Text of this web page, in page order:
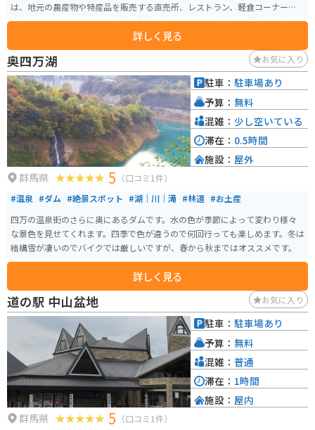
は、地元の農産物や特産品を販売する直売所、レストラン、軽食コーナーな
どがあります。吾妻渓谷の雄大な自然を満喫できる展望台や、遊歩道も整備
れているので安心です。周辺には、吾妻渓谷遊歩道や、草津温泉、四万温泉
など、観光スポットも充実しています。 地元の名産品としては、嬬恋高原キ
ャベツや、蒟蒻、温泉まんじゅうなどが有名です。道の駅 あがつま峡は、自
然豊かな環境の中で、地元の味覚や景色を楽しむことができるスポットで
す。
詳しく見る
奥四万湖 お気に入り
群馬県 5 （口コミ1件）
#温泉 #ダム #絶景スポット #湖｜川｜滝 #林道 #お土産
四万の温泉街のさらに奥にあるダムです。水の色が季節によって変わり様々
な景色を見せてくれます。四季で色が違うので何回行っても楽しめます。冬は
結構雪が凄いのでバイクでは厳しいですが、春から秋まではオススメです。
詳しく見る
駐車： 駐車場あり
予算： 無料
混雑： 少し空いている
滞在： 0.5時間
施設： 屋外
道の駅 中山盆地 お気に入り
群馬県 5 （口コミ1件）
駐車： 駐車場あり
予算： 無料
混雑： 普通
滞在： 1時間
施設： 屋内